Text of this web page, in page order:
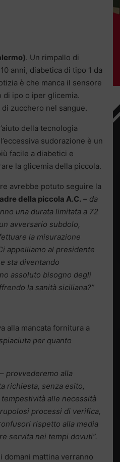
. Un rimpallo di
anni, diabetica di tipo 1 da
è che manca il sensore
di ipo o iper glicemia.
zucchero nel sangue.
della tecnologia
sudorazione è un
facile a diabetici e
la glicemia della piccola.
avrebbe potuto seguire la
della piccola A.C. – da
una durata limitata a 72
avversario subdolo,
la misurazione
appelliamo al presidente
sta diventando
assoluto bisogno degli
la sanità siciliana?”
alla mancata fornitura a
per quanto
– provvederemo alla
richiesta, senza esito,
alle necessità
processi di verifica,
rispetto alla media
servita nei tempi dovuti”.
domani mattina verranno